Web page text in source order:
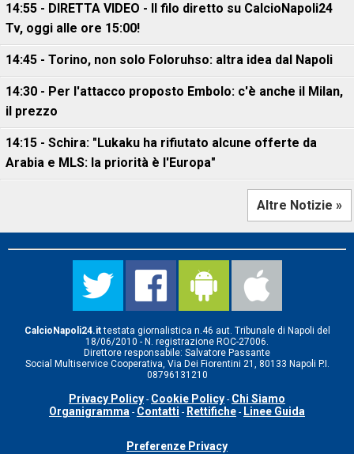
14:55 - DIRETTA VIDEO - Il filo diretto su CalcioNapoli24
Tv, oggi alle ore 15:00!
14:45 - Torino, non solo Foloruhso: altra idea dal Napoli
14:30 - Per l'attacco proposto Embolo: c'è anche il Milan,
il prezzo
14:15 - Schira: "Lukaku ha rifiutato alcune offerte da
Arabia e MLS: la priorità è l'Europa"
Altre Notizie »
CalcioNapoli24.ittestata giornalistica n.46 aut. Tribunale di Napoli del
18/06/2010 - N. registrazione ROC-27006.
Direttore responsabile: Salvatore Passante
Social Multiservice Cooperativa, Via Dei Fiorentini 21, 80133 Napoli P.I.
08796131210
Privacy Policy - Cookie Policy - Chi Siamo
Organigramma - Contatti - Rettifiche - Linee Guida
Preferenze Privacy